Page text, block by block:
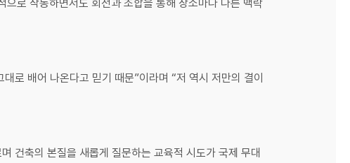
로 작동하면서도 회전과 조합을 통해 장소마다 다른 맥락
로 배어 나온다고 믿기 때문”이라며 “저 역시 저만의 결이
건축의 본질을 새롭게 질문하는 교육적 시도가 국제 무대